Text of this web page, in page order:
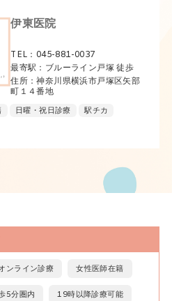
伊東医院
TEL：045-881-0037
最寄駅：ブルーライン戸塚 徒歩
住所：神奈川県横浜市戸塚区矢部
町１４番地
日曜・祝日診療
駅チカ
ンライン診療 女性医師在籍
5分圏内 19時以降診療可能